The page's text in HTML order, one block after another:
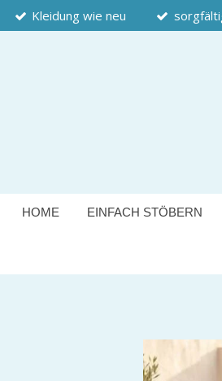
Zum
Hauptinhalt
Kleidung wie neu
HOME EINFACH STÖBERN